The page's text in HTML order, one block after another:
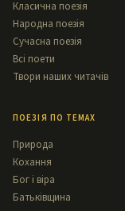
Класична поезія
Народна поезія
Сучасна поезія
Всі поети
Твори наших читачів
ПОЕЗІЯ ПО ТЕМАХ
Природа
Кохання
Бог і віра
Батьківщина